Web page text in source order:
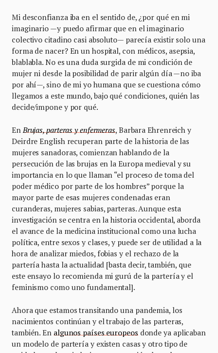
Mi desconfianza iba en el sentido de, ¿por qué en mi
imaginario —y puedo afirmar que en el imaginario
colectivo citadino casi absoluto— parecía existir solo una
forma de nacer? En un hospital, con médicos, asepsia,
blablabla. No es una duda surgida de mi condición de
mujer ni desde la posibilidad de parir algún día —no iba
por ahí—, sino de mi yo humana que se cuestiona cómo
llegamos a este mundo, bajo qué condiciones, quién las
decide/impone y por qué.
EnBrujas, parteras y enfermeras, Barbara Ehrenreich y
Deirdre English recuperan parte de la historia de las
mujeres sanadoras, comienzan hablando de la
persecución de las brujas en la Europa medieval y su
importancia en lo que llaman “el proceso de toma del
poder médico por parte de los hombres” porque la
mayor parte de esas mujeres condenadas eran
curanderas, mujeres sabias, parteras. Aunque esta
investigación se centra en la historia occidental, aborda
el avance de la medicina institucional como una lucha
política, entre sexos y clases, y puede ser de utilidad a la
hora de analizar miedos, fobias y el rechazo de la
partería hasta la actualidad [basta decir, también, que
este ensayo lo recomienda mi gurú de la partería y el
feminismo como uno fundamental].
Ahora que estamos transitando una pandemia, los
nacimientos continúan y el trabajo de las parteras,
también. En algunos países europeosdonde ya aplicaban
un modelo de partería y existen casas y otro tipo de